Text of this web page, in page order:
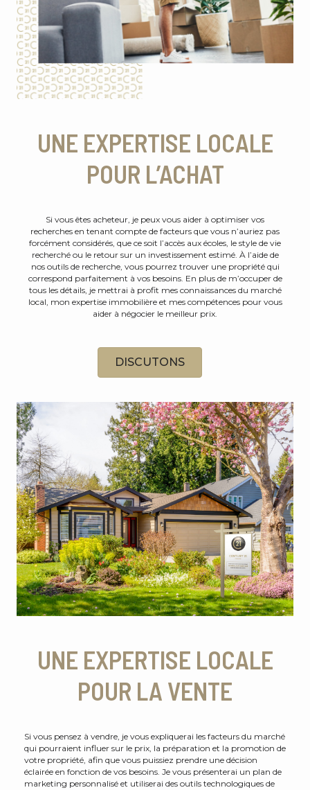
UNE EXPERTISE LOCALE
POUR L’ACHAT
Si vous êtes acheteur, je peux vous aider à optimiser vos
recherches en tenant compte de facteurs que vous n’auriez pas
forcément considérés, que ce soit l’accès aux écoles, le style de vie
recherché ou le retour sur un investissement estimé. À l’aide de
nos outils de recherche, vous pourrez trouver une propriété qui
correspond parfaitement à vos besoins. En plus de m’occuper de
tous les détails, je mettrai à profit mes connaissances du marché
local, mon expertise immobilière et mes compétences pour vous
aider à négocier le meilleur prix.
DISCUTONS
UNE EXPERTISE LOCALE
POUR LA VENTE
Si vous pensez à vendre, je vous expliquerai les facteurs du marché
qui pourraient influer sur le prix, la préparation et la promotion de
votre propriété, afin que vous puissiez prendre une décision
éclairée en fonction de vos besoins. Je vous présenterai un plan de
marketing personnalisé et utiliserai des outils technologiques de